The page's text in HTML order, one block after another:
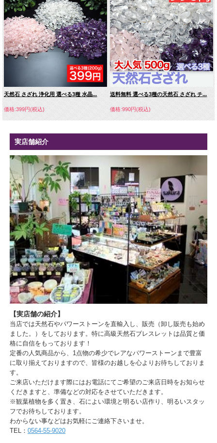
天然石 さざれ 浄化用 選べる3種 水晶...
価格:399円(税込)
送料無料 選べる3種の天然石 さざれ チ...
価格:990円(税込)
実店舗紹介
【実店舗の紹介】
当店では天然石やパワーストーンを直輸入し、販売（卸し販売も始め
ました。）をしております。特に高級天然石ブレスレットは品質と価
格に自信をもっております！
定番の人気商品から、1点物の希少でレアなパワーストーンまで豊富
に取り揃えておりますので、皆様のお越しを心よりお待ちしておりま
す。
ご来店いただけます際にはお電話にてご希望のご来店日時をお知らせ
くだきますと、準備などの対応をさせていただきます。
※観葉植物を多く置き、石によい環境と明るい店作り、明るいスタッ
フでお待ちしております。
わからない事などはお気軽にご連絡下さいませ。
TEL： 0564-55-9020